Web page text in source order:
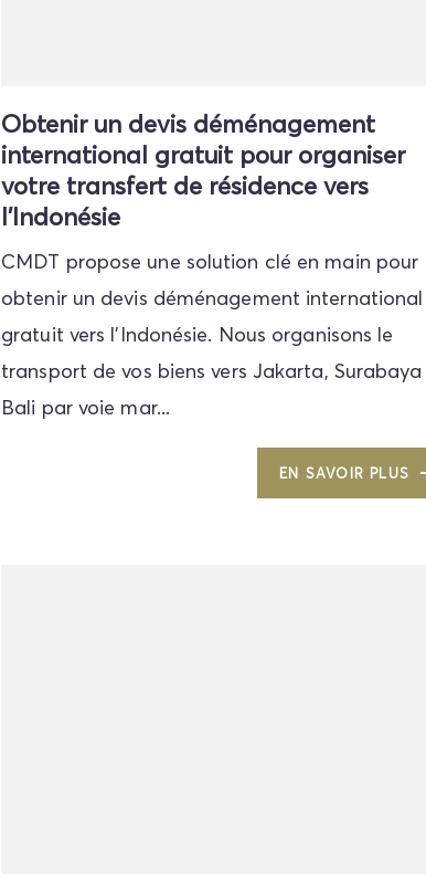
Obtenir un devis déménagement
international gratuit pour organiser
votre transfert de résidence vers
l'Indonésie
CMDT propose une solution clé en main pour
obtenir un devis déménagement international
gratuit vers l'Indonésie. Nous organisons le
transport de vos biens vers Jakarta,
Bali par voie mar...
EN SAVOIR PLUS